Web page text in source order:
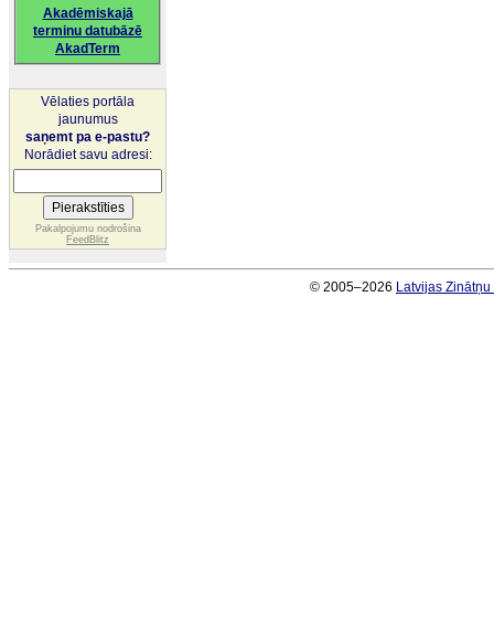
Akadēmiskajā
terminu datubāzē
AkadTerm
Vēlaties portāla
jaunumus
saņemt pa e-pastu?
Norādiet savu adresi:
Pakalpojumu nodrošina
FeedBlitz
© 2005–2026 Latvijas